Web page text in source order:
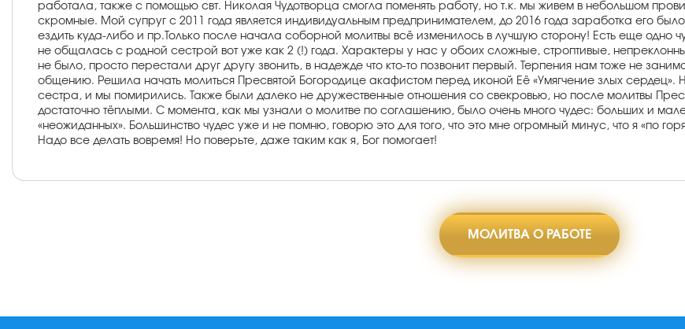
работала, также с помощью свт. Николая Чудотворца смогла поменять работу, но т.к. мы живем в небольшом
скромные. Мой супруг с 2011 года является индивидуальным предпринимателем, до 2016 года заработка его было
ездить куда-либо и пр.Только после начала соборной молитвы всё изменилось в лучшую сторону! Есть еще одно
не общалась с родной сестрой вот уже как 2 (!) года. Характеры у нас у обоих сложные, строптивые,
не было, просто перестали друг другу звонить, в надежде что кто-то позвонит первый. Терпения нам тоже не
общению. Решила начать молиться Пресвятой Богородице акафистом перед иконой Её «Умягчение злых
сестра, и мы помирились. Также были далеко не дружественные отношения со свекровью, но после молитвы
достаточно тёплыми. С момента, как мы узнали о молитве по соглашению, было очень много чудес: больших и
«неожиданных». Большинство чудес уже и не помню, говорю это для того, что это мне огромный минус, что я «по
Надо все делать вовремя! Но поверьте, даже таким как я, Бог помогает!
МОЛИТВА О РАБОТЕ